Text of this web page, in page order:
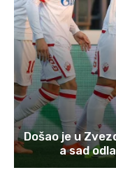
Došao je u
a sad